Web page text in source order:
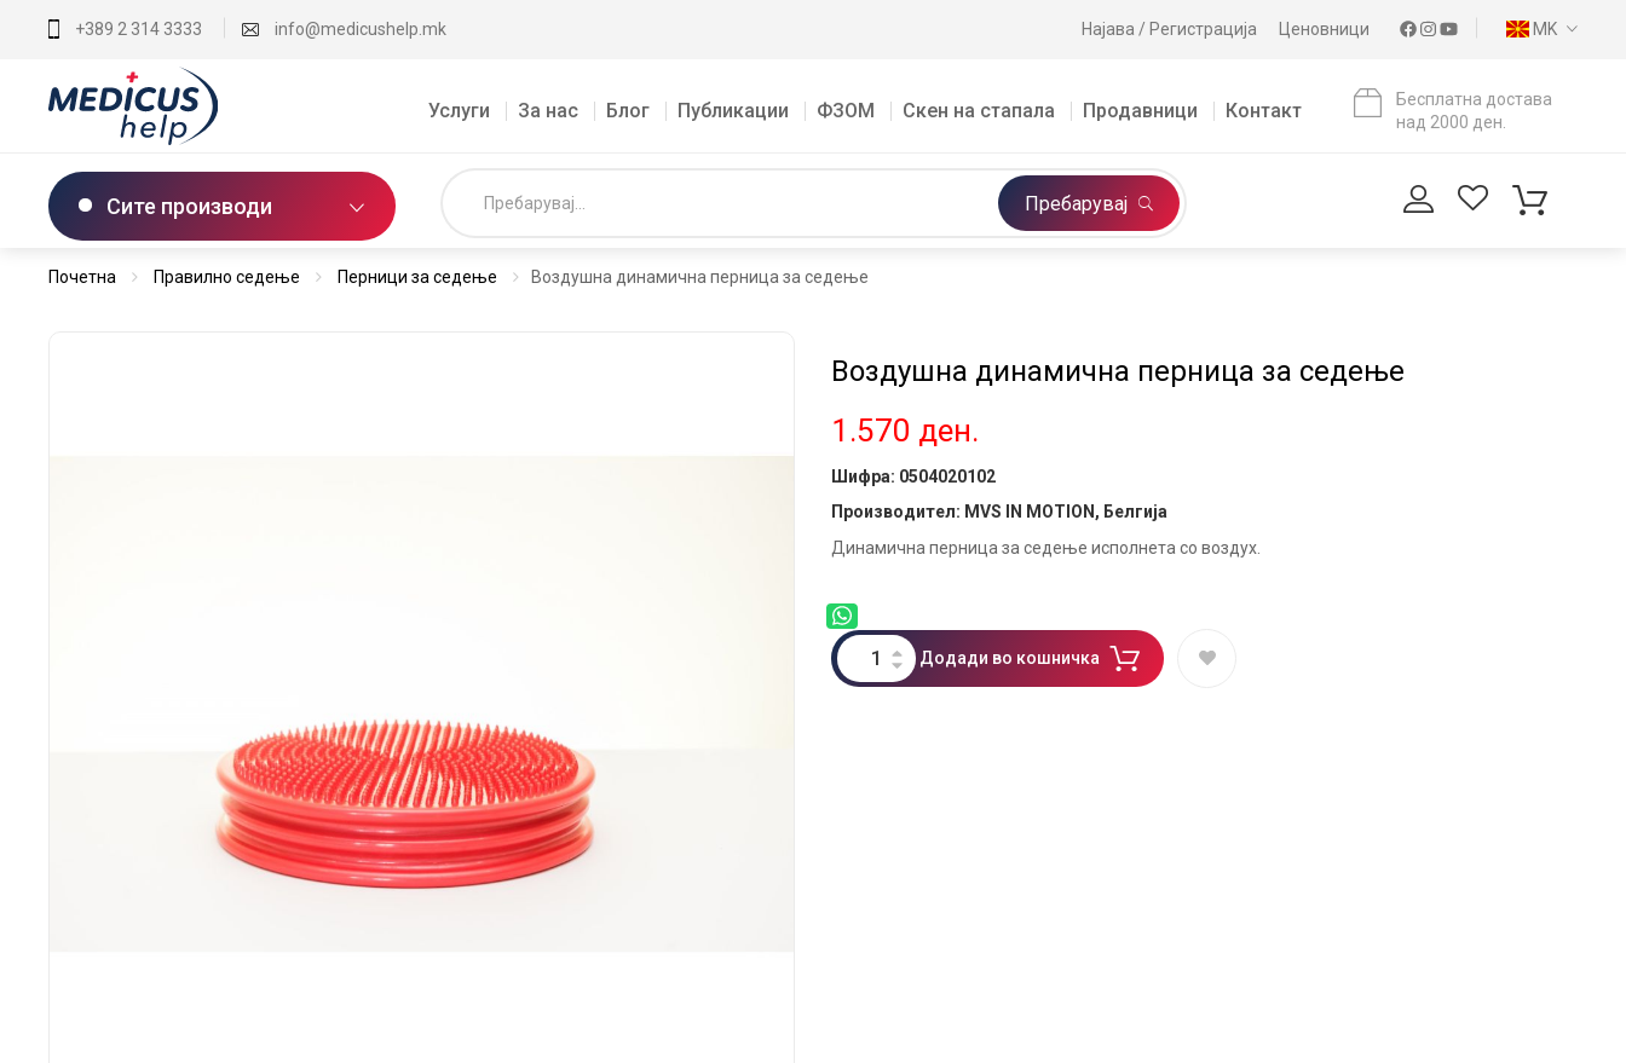
+389 2 314 3333 info@medicushelp.mk Најава / Регистрација Ценовници MK
Услуги За нас Блог Публикации ФЗОМ Скен на стапала Продавници Контакт
Бесплатна достава
над 2000 ден.
Сите производи Пребарувај
Почетна Правилно седење Перници за седење Воздушна динамична перница за седење
Воздушна динамична перница за седење
1.570 ден.
Шифра: 0504020102
Производител: MVS IN MOTION, Белгија
Динамична перница за седење исполнета со воздух.
Додади во кошничка